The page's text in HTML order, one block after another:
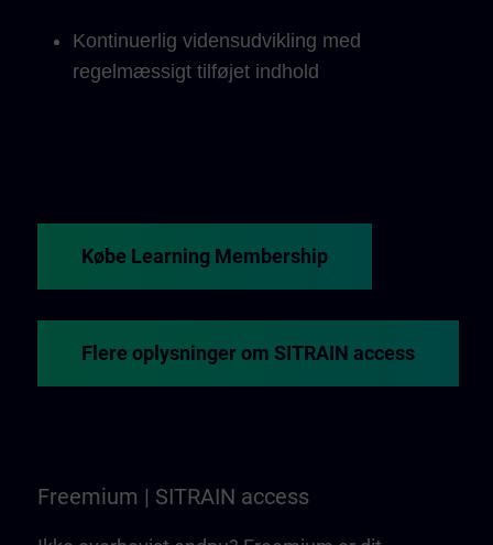
Kontinuerlig vidensudvikling med
regelmæssigt tilføjet indhold
Købe Learning Membership
Flere oplysninger om SITRAIN access
Freemium | SITRAIN access